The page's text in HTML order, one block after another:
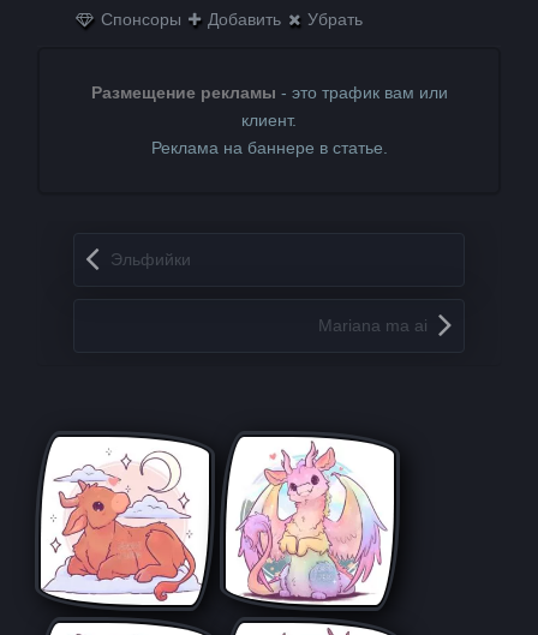
Спонсоры Добавить Убрать
Размещение рекламы - это трафик вам или
клиент.
Реклама на баннере в статье.
Запись навигация
Эльфийки
Mariana ma ai